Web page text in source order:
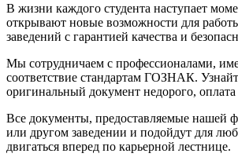
В жизни каждого студента наступает
открывают новые возможности для
заведений с гарантией качества и
Мы сотрудничаем с профессионалами,
соответствие стандартам ГОЗНАК.
оригинальный документ недорого, оплата
Все документы, предоставляемые нашей
или другом заведении и подойдут для
двигаться вперед по карьерной лестнице.